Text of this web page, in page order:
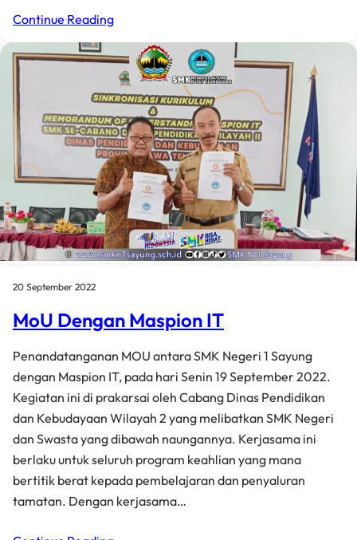
Continue Reading
20 September 2022
MoU Dengan Maspion IT
Penandatanganan MOU antara SMK Negeri 1 Sayung
dengan Maspion IT, pada hari Senin 19 September 2022.
Kegiatan ini di prakarsai oleh Cabang Dinas Pendidikan
dan Kebudayaan Wilayah 2 yang melibatkan SMK Negeri
dan Swasta yang dibawah naungannya. Kerjasama ini
berlaku untuk seluruh program keahlian yang mana
bertitik berat kepada pembelajaran dan penyaluran
tamatan. Dengan kerjasama…